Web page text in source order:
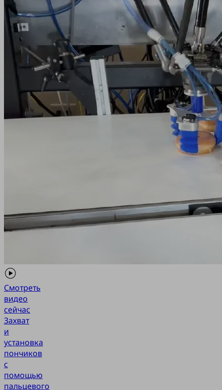
Смотреть
видео
сейчас
Захват
и
установка
пончиков
с
помощью
пальцевого